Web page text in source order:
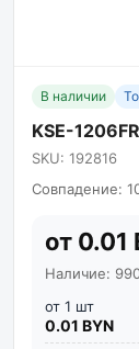
В наличии
KSE-
SKU: 192816
Совпадение:
от 0.01
Наличие:
от 1 шт
0.01 BYN